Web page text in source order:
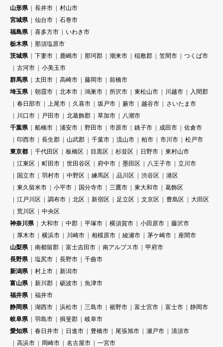
山形県
長井市
村山市
宮城県
仙台市
石巻市
福島県
喜多方市
いわき市
栃木県
那須塩原市
茨城県
下妻市 鹿嶋市 那珂郡 潮来市 稲敷郡 笠間市
つくば市
古河市
小美玉市
群馬県
太田市 高崎市 藤岡市
前橋市
埼玉県
朝霞市 北本市 鴻巣市 所沢市 東松山市 川越市
入間郡
春日部市
上尾市 久喜市 坂戸市 蕨市 越谷市
さいたま市
川口市
戸田市 北葛飾郡 草加市
八潮市
千葉県
船橋市 浦安市 野田市 市原市 銚子市 成田市
佐倉市
印西市
長生郡 山武郡 千葉市 流山市 柏市 市川市
松戸市
東京都
千代田区 板橋区 目黒区 杉並区 日野市
東村山市
江東区
町田市 世田谷区 府中市 墨田区 八王子市
立川市
国立市
羽村市 中野区 練馬区 品川区 渋谷区
港区
東久留米市
小平市 国分寺市 三鷹市 東大和市
葛飾区
江戸川区
調布市 北区 新宿区 足立区 文京区 豊島区
大田区
荒川区
中央区
神奈川県
大和市 中郡 平塚市 横須賀市 小田原市
藤沢市
厚木市
横浜市 川崎市 相模原市 綾瀬市 茅ケ崎市
座間市
山梨県
南都留郡 富士吉田市 南アルプス市
甲府市
長野県
塩尻市 長野市
千曲市
新潟県
村上市
新潟市
富山県
新川郡 砺波市
魚津市
福井県
福井市
静岡県
湖西市 浜松市 三島市 裾野市 富士宮市 富士市
静岡市
岐阜県
羽島市 揖斐郡
岐阜市
愛知県
春日井市 日進市 豊橋市 尾張旭市 瀬戸市
清須市
高浜市
岡崎市 名古屋市 一宮市